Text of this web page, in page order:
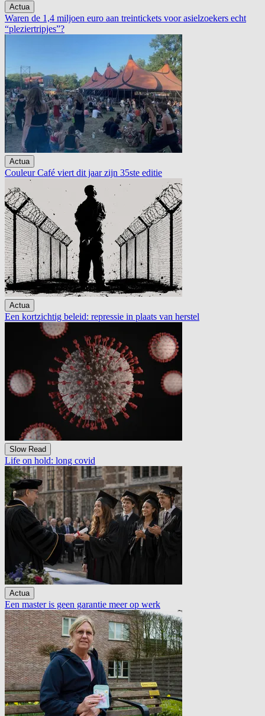
Actua
Waren de 1,4 miljoen euro aan treintickets voor asielzoekers echt
“pleziertripjes”?
Actua
Couleur Café viert dit jaar zijn 35ste editie
Actua
Een kortzichtig beleid: repressie in plaats van herstel
Slow Read
Life on hold: long covid
Actua
Een master is geen garantie meer op werk